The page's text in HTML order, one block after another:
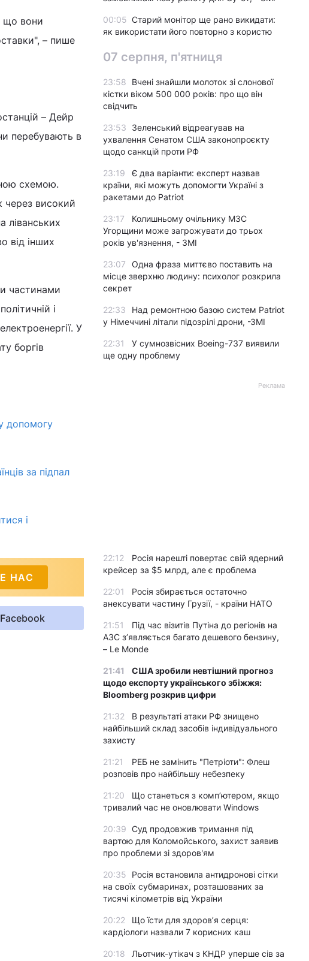
що вони
– пише
– Дейр
перебувають в
схемою.
через високий
ліванських
від інших
частинами
і
У
боргів
допомогу
за підпал
і
НАС
00:05 Старий монітор ще рано викидати:
як використати його повторно з користю
07 серпня, п'ятниця
23:58
Вчені знайшли молоток зі слонової
кістки віком 500 000 років: про що він
свідчить
23:53
Зеленський відреагував на
ухвалення Сенатом США законопроєкту
щодо санкцій проти РФ
23:19
Є два варіанти: експерт назвав
країни, які можуть допомогти Україні з
ракетами до Patriot
23:17
Колишньому очільнику МЗС
Угорщини може загрожувати до трьох
років ув'язнення, - ЗМІ
23:07
Одна фраза миттєво поставить на
місце зверхню людину: психолог розкрила
секрет
22:33
Над ремонтною базою систем Patriot
у Німеччині літали підозрілі дрони, -ЗМІ
22:31
У сумнозвісних Boeing-737 виявили
ще одну проблему
Реклама
22:12
Росія нарешті повертає свій ядерний
крейсер за $5 млрд, але є проблема
22:01
Росія збирається остаточно
анексувати частину Грузії, - країни НАТО
21:51
Під час візитів Путіна до регіонів на
АЗС з’являється багато дешевого бензину,
– Le Monde
21:41
США зробили невтішний прогноз
щодо експорту українського збіжжя:
Bloomberg розкрив цифри
21:32
В результаті атаки РФ знищено
найбільший склад засобів індивідуального
захисту
21:21
РЕБ не замінить "Петріоти": Флеш
розповів про найбільшу небезпеку
21:20
Що станеться з комп’ютером, якщо
тривалий час не оновлювати Windows
20:39 Суд продовжив тримання під
вартою для Коломойського, захист заявив
про проблеми зі здоров'ям
20:35
Росія встановила антидронові сітки
на своїх субмаринах, розташованих за
тисячі кілометрів від України
20:22
Що їсти для здоров’я серця:
кардіологи назвали 7 корисних каш
20:18
Льотчик-утікач з КНДР уперше сів за